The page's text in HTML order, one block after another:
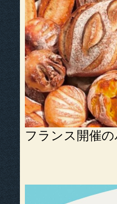
フランス開催